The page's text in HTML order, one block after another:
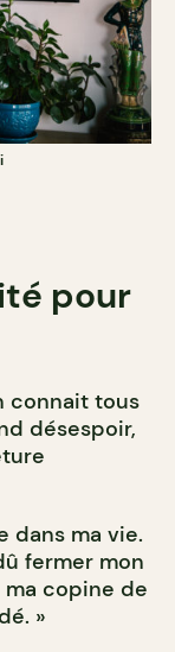
pour
connait tous
désespoir,
dans ma vie.
fermer mon
copine de
»